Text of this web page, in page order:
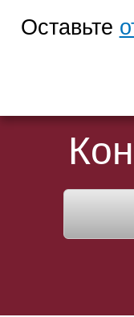
Оставьте